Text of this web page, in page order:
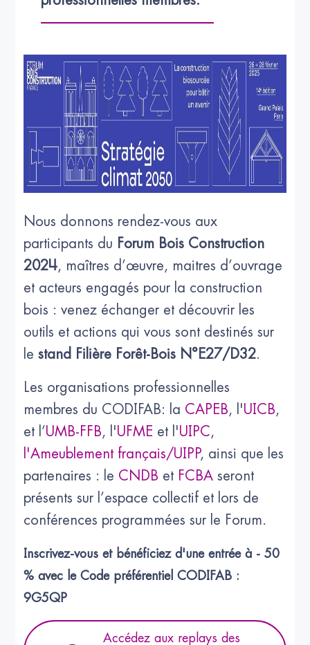
Nous donnons rendez-vous aux
participants du Forum Bois Construction
2024, maîtres d’œuvre, maitres d’ouvrage
et acteurs engagés pour la construction
bois : venez échanger et découvrir les
outils et actions qui vous sont destinés sur
lestand Filière Forêt-Bois N°E27/D32.
Les organisations professionnelles
membres du CODIFAB: la CAPEB, l'UICB,
et l’UMB-FFB, l'UFME et l'UIPC,
l'Ameublement français/UIPP, ainsi que les
partenaires : le CNDB et FCBAseront
présents sur l’espace collectif et lors de
conférences programmées sur le Forum.
Inscrivez-vous et bénéficiez d'une entrée à - 50
% avec le Code préférentiel CODIFAB :
9G5QP
Accédez aux replays des